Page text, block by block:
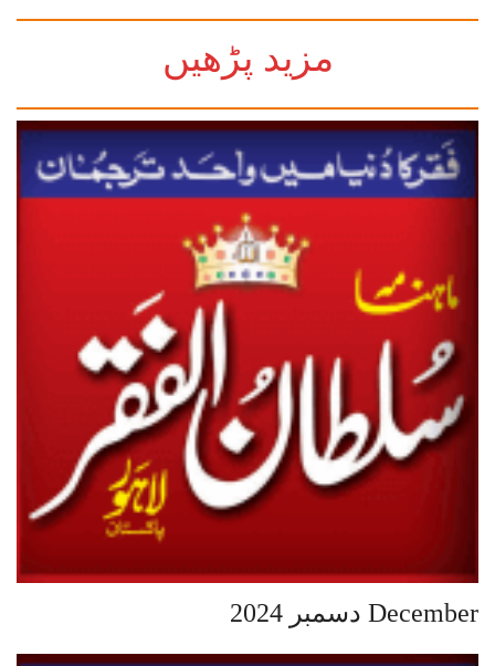
مزید پڑھیں
December دسمبر 2024